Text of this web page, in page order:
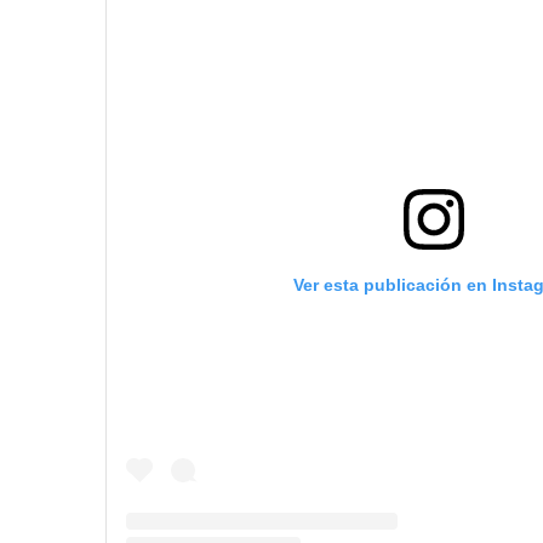
Ver esta publicación en